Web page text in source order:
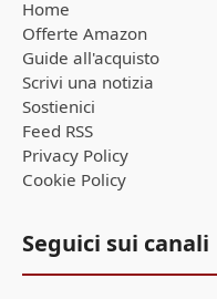
Home
Offerte Amazon
Guide all'acquisto
Scrivi una notizia
Sostienici
Feed RSS
Privacy Policy
Cookie Policy
Seguici sui canali